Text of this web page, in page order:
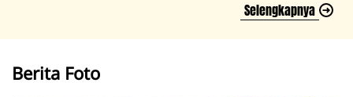
Selengkapnya
Berita Foto